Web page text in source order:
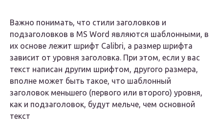
Важно понимать, что стили заголовков и
подзаголовков в MS Word являются шаблонными, в
их основе лежит шрифт Calibri, а размер шрифта
зависит от уровня заголовка. При этом, если у вас
текст написан другим шрифтом, другого размера,
вполне может быть такое, что шаблонный
заголовок меньшего (первого или второго) уровня,
как и подзаголовок, будут мельче, чем основной
текст